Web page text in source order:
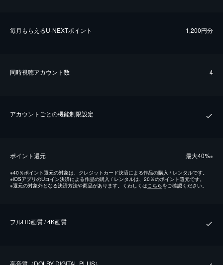
毎⽉もらえるU-NEXTポイント 1,200円分
同時視聴アカウント数 4
アカウントごとの機能制限設定
ポイント還元 最⼤40%※
※40％ポイント還元の対象は、クレジットカード決済による作品の購入 / レンタルです。
※iOSアプリのUコイン決済による作品の購入 / レンタルは、20％のポイント還元です。
※還元の対象外となる決済方法や商品があります。くわしくはこちらをご確認ください。
フルHD画質 / 4K画質